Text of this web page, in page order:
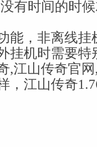
有时间的时
能，非离线挂
挂机时需要
,江山传奇官
，江山传奇